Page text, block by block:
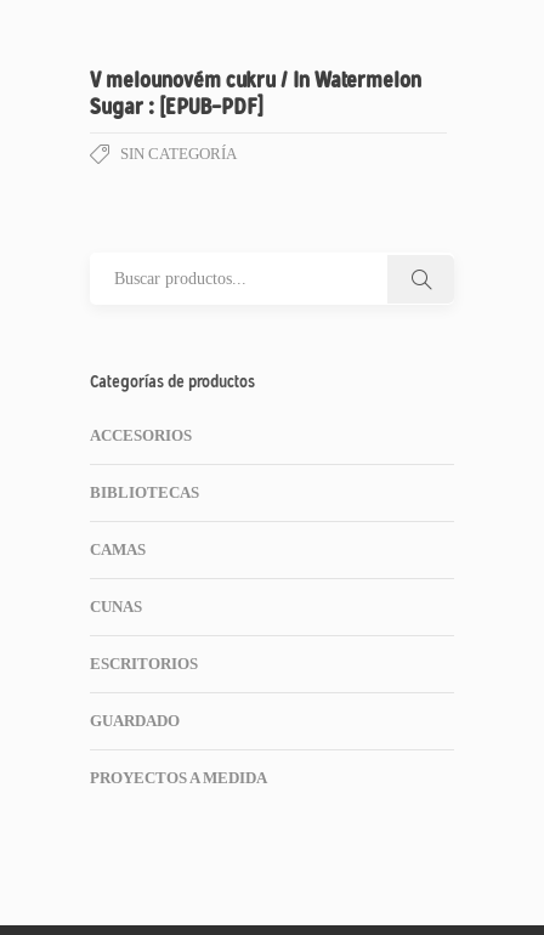
V melounovém cukru / In Watermelon
Sugar : [EPUB-PDF]
SIN CATEGORÍA
Categorías de productos
ACCESORIOS
BIBLIOTECAS
CAMAS
CUNAS
ESCRITORIOS
GUARDADO
PROYECTOS A MEDIDA